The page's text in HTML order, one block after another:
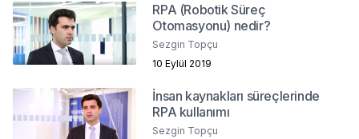
RPA (Robotik Süreç
Otomasyonu) nedir?
Sezgin Topçu
10 Eylül 2019
İnsan kaynakları süreçlerinde
RPA kullanımı
Sezgin Topçu